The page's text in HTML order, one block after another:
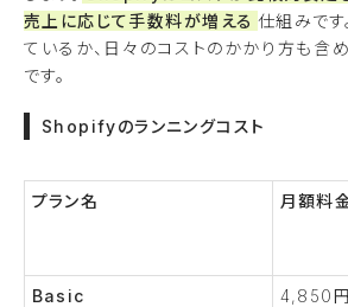
売上に応じて手数料が増える 仕組みです
ているか、日々のコストのかかり方も含
です。
Shopifyのランニングコスト
プラン名 月額料
Basic 4,850円